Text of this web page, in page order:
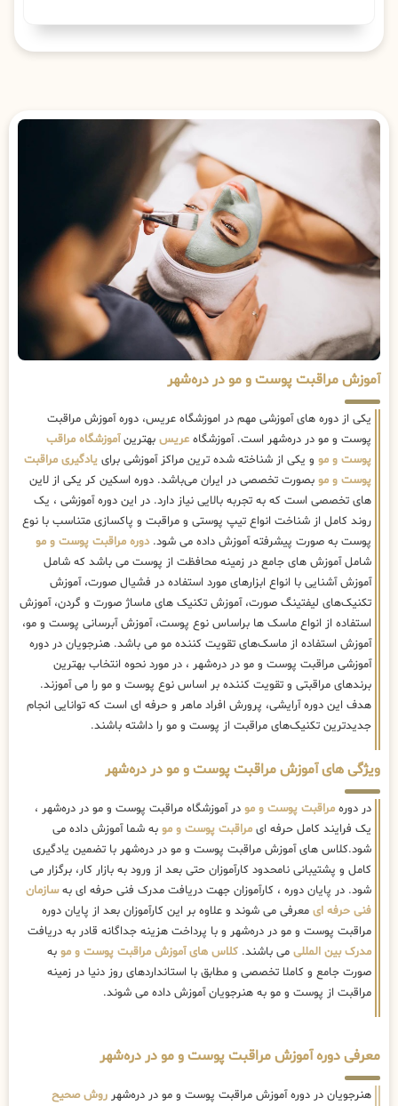
آموزش مراقبت پوست و مو در دره‌شهر
یکی از دوره های آموزشی مهم در اموزشگاه عریس، دوره آموزش مراقبت
پوست و مو در دره‌شهر است. آموزشگاه عریس بهترینآموزشگاه مراقب
پوست و مو و یکی از شناخته شده ترین مراکز آموزشی برای یادگیری مراقبت
پوست و مو بصورت تخصصی در ایران می‌باشد. دوره اسکین کر یکی از لاین
های تخصصی است که به تجربه بالایی نیاز دارد. در این دوره آموزشی ، یک
روند کامل از شناخت انواع تیپ پوستی و مراقبت و پاکسازی متناسب با نوع
پوست به صورت پیشرفته آموزش داده می شود.دوره مراقبت پوست و مو
شامل آموزش های جامع در زمینه محافظت از پوست می باشد که شامل
آموزش آشنایی با انواع ابزارهای مورد استفاده در فشیال صورت، آموزش
تکنیک‌های لیفتینگ صورت، آموزش تکنیک های ماساژ صورت و گردن، آموزش
استفاده از انواع ماسک ها براساس نوع پوست، آموزش آبرسانی پوست و مو،
آموزش استفاده از ماسک‌های تقویت کننده مو می باشد. هنرجویان در دوره
آموزشی مراقبت پوست و مو در دره‌شهر ، در مورد نحوه انتخاب بهترین
برندهای مراقبتی و تقویت کننده بر اساس نوع پوست و مو را می آموزند.
هدف این دوره آرایشی، پرورش افراد ماهر و حرفه ای است که توانایی انجام
جدیدترین تکنیک‌های مراقبت از پوست و مو را داشته باشند.
ویژگی های آموزش مراقبت پوست و مو در دره‌شهر
در دوره مراقبت پوست و مو در آموزشگاه مراقبت پوست و مو در دره‌شهر ،
یک فرایند کامل حرفه ای مراقبت پوست و مو به شما آموزش داده می
شود.کلاس های آموزش مراقبت پوست و مو در دره‌شهر با تضمین یادگیری
کامل و پشتیبانی نامحدود کارآموزان حتی بعد از ورود به بازار کار، برگزار می
شود. در پایان دوره ، کارآموزان جهت دریافت مدرک فنی حرفه ای بهسازمان
فنی حرفه ای معرفی می شوند و علاوه بر این کارآموزان بعد از پایان دوره
مراقبت پوست و مو در دره‌شهر و با پرداخت هزینه جداگانه قادر به دریافت
مدرک بین المللی می باشند. کلاس های آموزش مراقبت پوست و مو به
صورت جامع و کاملا تخصصی و مطابق با استانداردهای روز دنیا در زمینه
مراقبت از پوست و مو به هنرجویان آموزش داده می شوند.
معرفی دوره آموزش مراقبت پوست و مو در دره‌شهر
هنرجویان در دوره آموزش مراقبت پوست و مو در دره‌شهر روش صحیح